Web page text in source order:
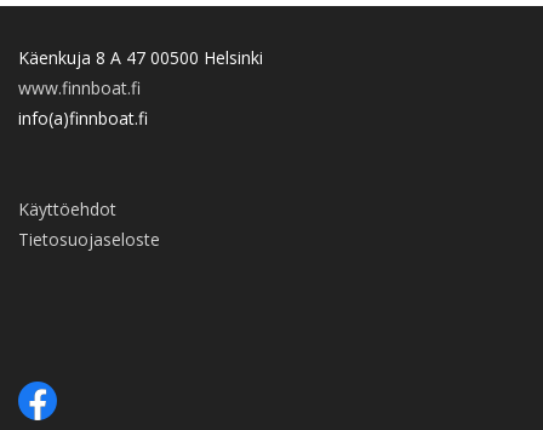
Käenkuja 8 A 47 00500 Helsinki
www.finnboat.fi
info(a)finnboat.fi
Käyttöehdot
Tietosuojaseloste